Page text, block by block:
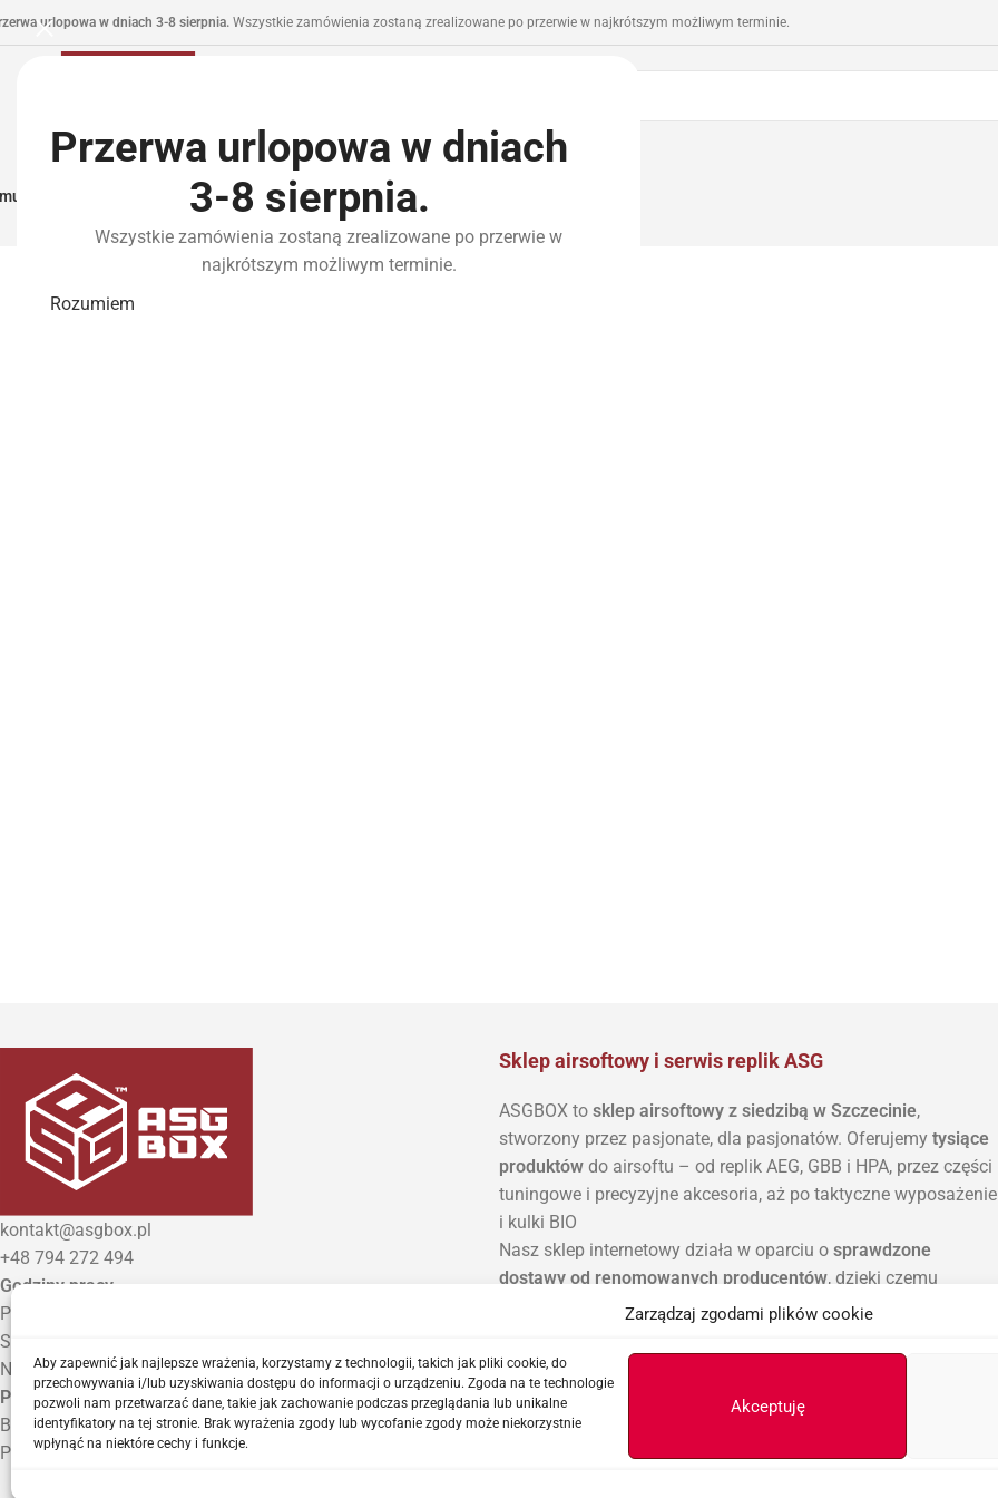
Przerwa urlopowa w dniach
3-8 sierpnia.
Wszystkie zamówienia zostaną zrealizowane po przerwie w
najkrótszym możliwym terminie.
Rozumiem
Zarządzaj zgodami plików cookie
Aby zapewnić jak najlepsze wrażenia, korzystamy z technologii, takich jak pliki cookie, do
przechowywania i/lub uzyskiwania dostępu do informacji o urządzeniu. Zgoda na te technologie
pozwoli nam przetwarzać dane, takie jak zachowanie podczas przeglądania lub unikalne
identyfikatory na tej stronie. Brak wyrażenia zgody lub wycofanie zgody może niekorzystnie
wpłynąć na niektóre cechy i funkcje.
Akceptuję
urlopowa w dniach 3-8 sierpnia. Wszystkie zamówienia zostaną zrealizowane po przerwie w najkrótszym możliwym terminie.
I Zasilanie Części I Tuning HPAWyposażenie Taktyczne
kontakt@asgbox.pl
+48 794 272 494
Godziny pracy
Poniedziałek – Piątek: 9:00 – 18:00
Sobota: 10:00 – 14:00
Niedziela: Zamknięte
Punkt Odbioru zamówień
Bezrzecze, ul. Herbaciana 3
Proszę o wcześniejszy kontakt telefoniczny
Sklep airsoftowy i serwis replik ASG
ASGBOX to sklep airsoftowy z siedzibą w Szczecinie,
stworzony przez pasjonate, dla pasjonatów. Oferujemy tysiące
produktów do airsoftu – od replik AEG, GBB i HPA, przez części
tuningowe i precyzyjne akcesoria, aż po taktyczne wyposażenie
i kulki BIO
Nasz sklep internetowy działa w oparciu o sprawdzone
dostawy od renomowanych producentów, dzięki czemu
znajdziesz tu zarówno popularne marki, jak i unikatowe
Poza sprzedażą prowadzimy równieżserwis replik ASG, AEG i
HPA, w którym zajmujemy się diagnostyką, modernizacją i
konserwacją sprzętu. Każda naprawa wykonywana jest z